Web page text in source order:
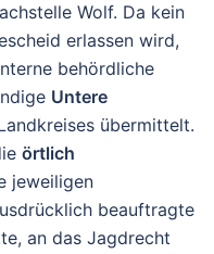
Wolf. Da kein
erlassen wird,
behördliche
Untere
übermittelt.
örtlich
jeweiligen
beauftragte
an das Jagdrecht